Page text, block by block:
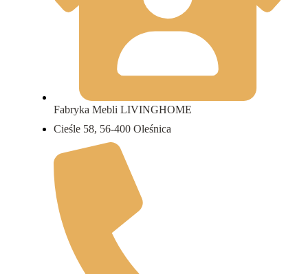
Fabryka Mebli LIVINGHOME
Cieśle 58, 56-400 Oleśnica